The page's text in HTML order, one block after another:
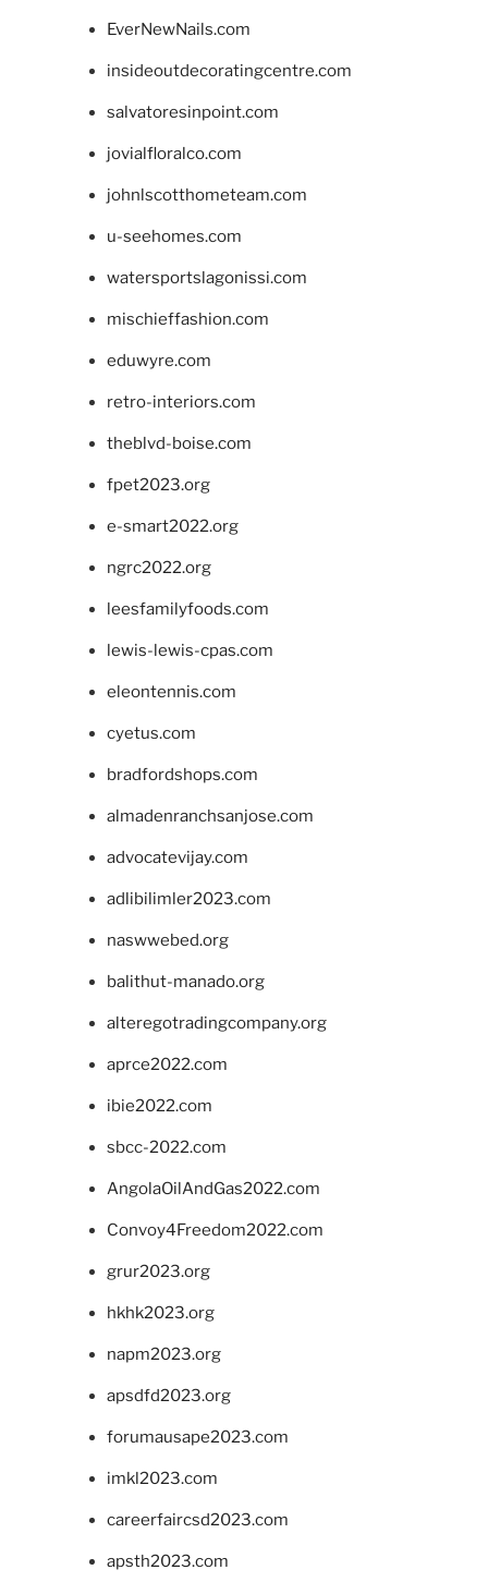
EverNewNails.com
insideoutdecoratingcentre.com
salvatoresinpoint.com
jovialfloralco.com
johnlscotthometeam.com
u-seehomes.com
watersportslagonissi.com
mischieffashion.com
eduwyre.com
retro-interiors.com
theblvd-boise.com
fpet2023.org
e-smart2022.org
ngrc2022.org
leesfamilyfoods.com
lewis-lewis-cpas.com
eleontennis.com
cyetus.com
bradfordshops.com
almadenranchsanjose.com
advocatevijay.com
adlibilimler2023.com
naswwebed.org
balithut-manado.org
alteregotradingcompany.org
aprce2022.com
ibie2022.com
sbcc-2022.com
AngolaOilAndGas2022.com
Convoy4Freedom2022.com
grur2023.org
hkhk2023.org
napm2023.org
apsdfd2023.org
forumausape2023.com
imkl2023.com
careerfaircsd2023.com
apsth2023.com